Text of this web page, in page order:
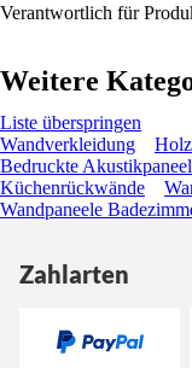
Verantwortlich für
Weitere
Liste überspringen
Wandverkleidung
Bedruckte
Küchenrückwände
Wandpaneele
Zahlarten